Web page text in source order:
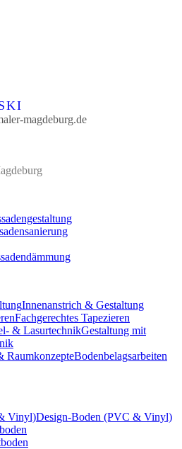
magdeburg.de
Innenanstrich & Gestaltung
Fachgerechtes Tapezieren
& LasurtechnikGestaltung mit
RaumkonzepteBodenbelagsarbeiten
Vinyl)Design-Boden (PVC & Vinyl)